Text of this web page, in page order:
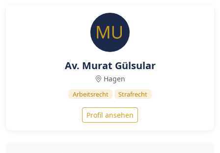
Av. Murat Gülsular
Hagen
Arbeitsrecht Strafrecht
Profil ansehen